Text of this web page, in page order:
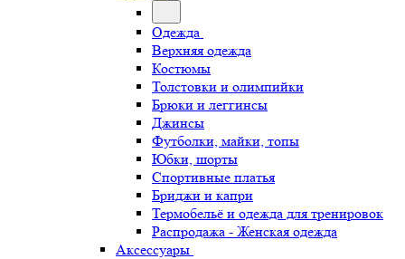
Одежда
Верхняя одежда
Костюмы
Толстовки и олимпийки
Брюки и леггинсы
Джинсы
Футболки, майки, топы
Юбки, шорты
Спортивные платья
Бриджи и капри
Термобельё и одежда для тренировок
Распродажа - Женская одежда
Аксессуары